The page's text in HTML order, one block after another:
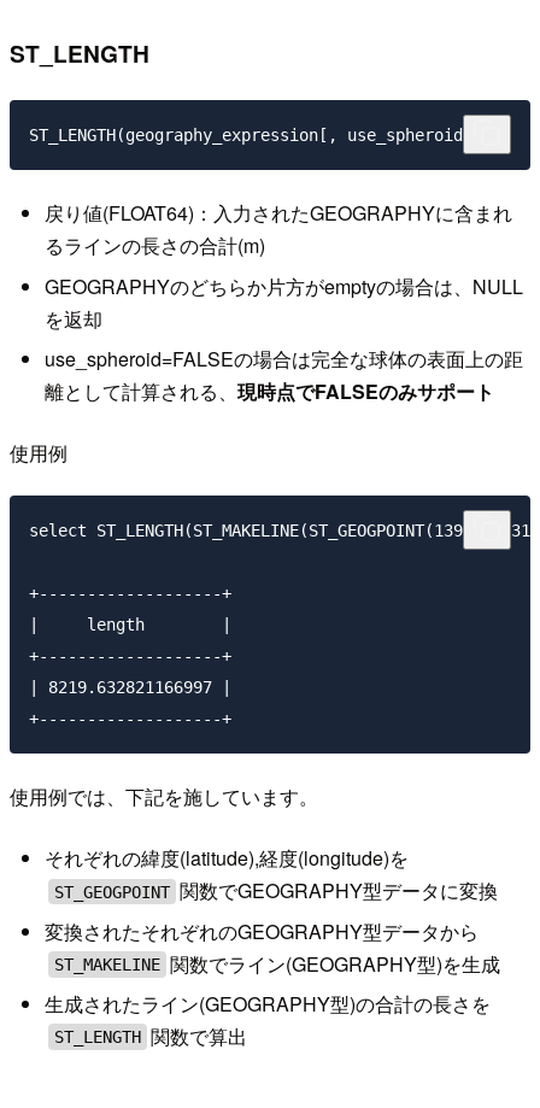
ST_LENGTH
戻り値(FLOAT64)：入力されたGEOGRAPHYに含まれ
るラインの長さの合計(m)
GEOGRAPHYのどちらか片方がemptyの場合は、NULL
を返却
use_spheroid=FALSEの場合は完全な球体の表面上の距
離として計算される、 現時点でFALSEのみサポート
使用例
select
+-------------------+
|     length        |
+-------------------+
| 8219.632821166997 |
使用例では、下記を施しています。
それぞれの緯度(latitude),経度(longitude)を
ST_GEOGPOINT 関数でGEOGRAPHY型データに変換
変換されたそれぞれのGEOGRAPHY型データから
ST_MAKELINE 関数でライン(GEOGRAPHY型)を生成
生成されたライン(GEOGRAPHY型)の合計の長さを
ST_LENGTH 関数で算出